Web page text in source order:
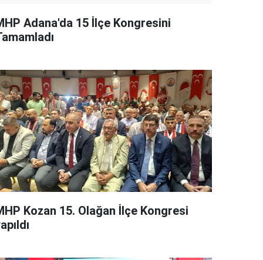
Adana'da 15 İlçe Kongresini
Kozan 15. Olağan İlçe Kongresi